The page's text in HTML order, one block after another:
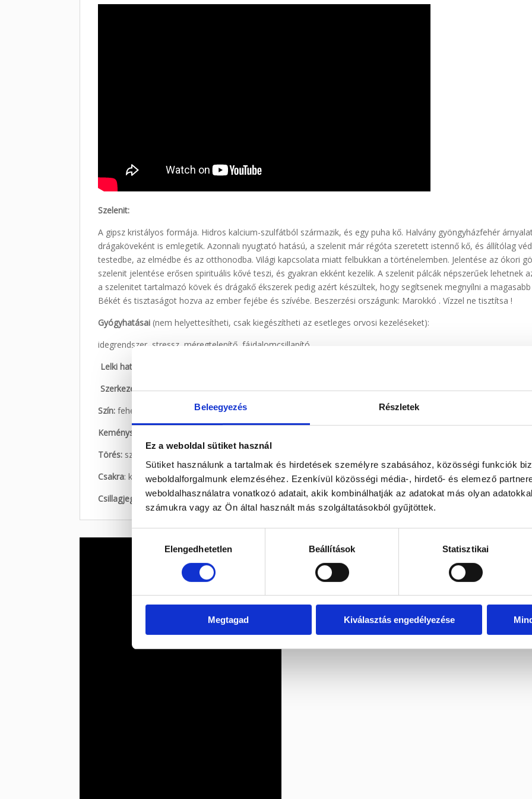
Beleegyezés Részletek
Ez a weboldal sütiket használ
Sütiket használunk a tartalmak és hirdetések személyre szabásához, közösségi funkciók
weboldalforgalmunk elemzéséhez. Ezenkívül közösségi média-, hirdető- és elemező
weboldalhasználatra vonatkozó adatait, akik kombinálhatják az adatokat más olyan
számukra vagy az Ön által használt más szolgáltatásokból gyűjtöttek.
kiválasztásaElengedhetetlen Beállítások Statisztikai
Megtagad Kiválasztás engedélyezése
Szelenit:
A gipsz kristályos formája. Hidros kalcium-szulfátból származik, és egy puha kő. Halvány gyöngyházfehér
drágaköveként is emlegetik. Azonnali nyugtató hatású, a szelenit már régóta szeretett istennő kő, és állítólag
testedbe, az elmédbe és az otthonodba. Világi kapcsolata miatt felbukkan a történelemben. Jelentése az ókori
szelenit jelentése erősen spirituális kővé teszi, és gyakran ekként kezelik. A szelenit pálcák népszerűek lehetnek
a szelenitet tartalmazó kövek és drágakő ékszerek pedig azért készültek, hogy segítsenek megnyílni a
Békét és tisztaságot hozva az ember fejébe és szívébe. Beszerzési országunk: Marokkó . Vízzel ne tisztítsa !
Gyógyhatásai(nem helyettesítheti, csak kiegészítheti az esetleges orvosi kezeléseket):
idegrendszer, stressz, méregtelenítő, fájdalomcsillapító
Lelki hatásai:
Szerkezete:monoklin
Szín: fehér
Keménység:
Törés: szilánkos, egyenetlen
Csakra: korona
Csillagjegy:
bika